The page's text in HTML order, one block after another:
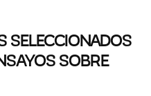
SELECCIONADOS
SOBRE